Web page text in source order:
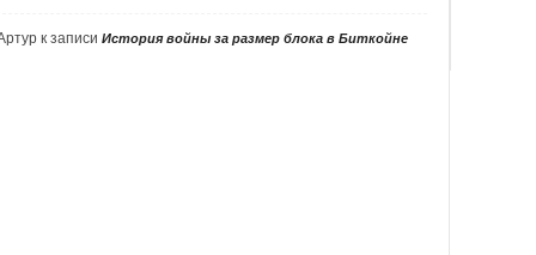
к записиИстория войны за размер блока в Биткойне